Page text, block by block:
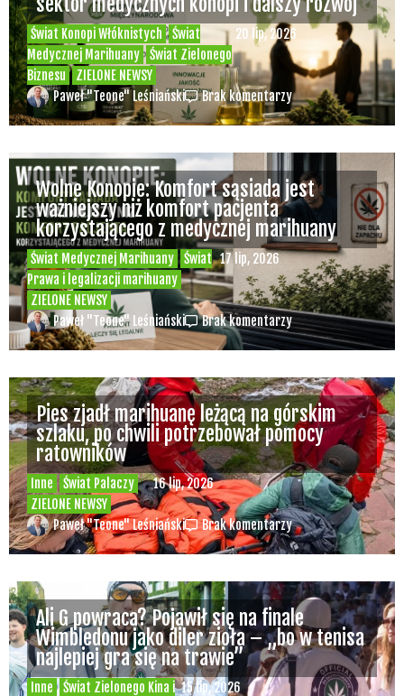
Świat Konopi Włóknistych
Świat
Medycznej Marihuany
Świat Zielonego
Biznesu
ZIELONE NEWSY
20 lip, 2026
Paweł "Teone" Leśniański Brak komentarzy
Świat Medycznej Marihuany
Świat
Prawa i legalizacji marihuany
ZIELONE NEWSY
17 lip, 2026
Wolne Konopie: Komfort sąsiada jest
ważniejszy niż komfort pacjenta
korzystającego z medycznej marihuany
Paweł "Teone" Leśniański Brak komentarzy
Inne
Świat Palaczy
ZIELONE NEWSY
16 lip, 2026
Pies zjadł marihuanę leżącą na górskim
szlaku, po chwili potrzebował pomocy
ratowników
Paweł "Teone" Leśniański Brak komentarzy
Inne
Świat Zielonego Kina i 15 lip, 2026
Ali G powraca? Pojawił się na finale
Wimbledonu jako diler zioła – „bo w tenisa
najlepiej gra się na trawie”